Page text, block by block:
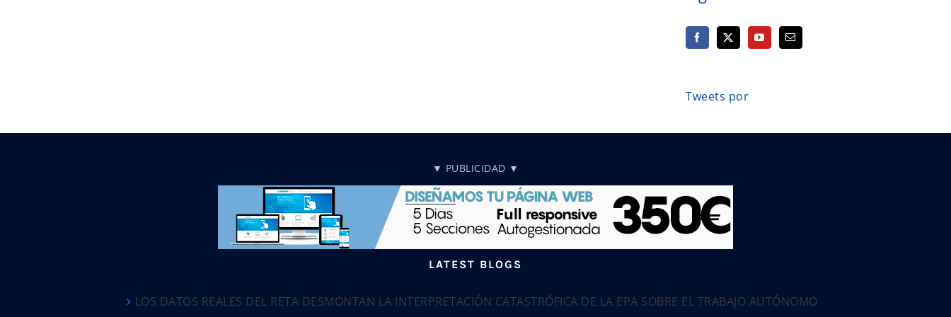
Tweets por
▼ PUBLICIDAD ▼
LATEST BLOGS
LOS DATOS REALES DEL RETA DESMONTAN LA INTERPRETACIÓN CATASTRÓFICA DE LA EPA SOBRE EL TRABAJO AUTÓNOMO